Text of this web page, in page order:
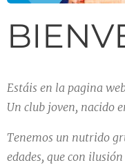
Estáis en la pagina
Un club joven, nacido
Tenemos un nutrido
edades, que con